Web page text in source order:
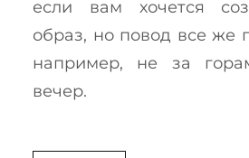
если вам хочется
образ, но повод все же
например, не за
вечер.